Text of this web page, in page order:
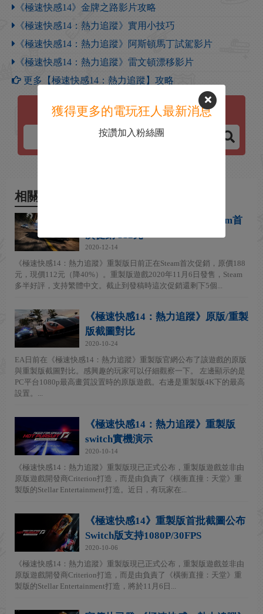
《極速快感14》金牌之路影片攻略
《極速快感14：熱力追蹤》實用小技巧
《極速快感14：熱力追蹤》阿斯頓馬丁試駕影片
《極速快感14：熱力追蹤》雷文頓漂移影片
更多【極速快感14：熱力追蹤】攻略
極速快感14：熱力追蹤
相關新聞
《極速快感14：熱力追蹤》Steam首
次促銷 112元
2020-12-14
《極速快感14：熱力追蹤》重製版日前正在Steam首次促銷，原價188
元，現價112元（降40%）。重製版遊戲2020年11月6日發售，Steam
多半好評，支持繁體中文。截止到發稿時這次促銷還剩下5個...
《極速快感14：熱力追蹤》原版/重製
版截圖對比
2020-10-24
EA日前在《極速快感14：熱力追蹤》重製版官網公布了該遊戲的原版
與重製版截圖對比。感興趣的玩家可以仔細觀察一下。 左邊顯示的是
PC平台1080p最高畫質設置時的原版遊戲。右邊是重製版4K下的最高
設置。...
《極速快感14：熱力追蹤》重製版
switch實機演示
2020-10-14
《極速快感14：熱力追蹤》重製版現已正式公布，重製版遊戲並非由
原版遊戲開發商Criterion打造，而是由負責了《橫衝直撞：天堂》重
製版的Stellar Entertainment打造。近日，有玩家在...
《極速快感14》重製版首批截圖公布
Switch版支持1080P/30FPS
2020-10-06
《極速快感14：熱力追蹤》重製版現已正式公布，重製版遊戲並非由
原版遊戲開發商Criterion打造，而是由負責了《橫衝直撞：天堂》重
製版的Stellar Entertainment打造，將於11月6日...
獲得更多的電玩狂人最新消息
按讚加入粉絲團